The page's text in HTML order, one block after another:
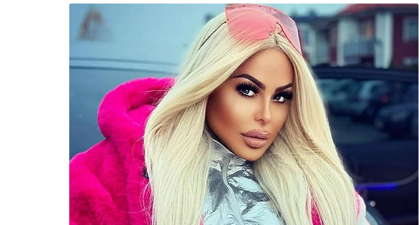
competição e, quem sabe, seguir com chances de classificação. Como as oito
melhores campanhas dos terceiros colocados na fase de grupos avançarão para a
próxima fase, o jogo de hoje promete ser de muita batalha em campo.